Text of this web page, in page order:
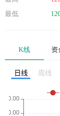
最低
K线 资